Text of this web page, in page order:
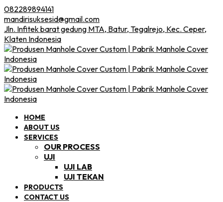
082289894141
mandirisuksesid@gmail.com
Jln. Infitek barat gedung MTA, Batur, Tegalrejo, Kec. Ceper,
Klaten Indonesia
HOME
ABOUT US
SERVICES
OUR PROCESS
UJI
UJI LAB
UJI TEKAN
PRODUCTS
CONTACT US